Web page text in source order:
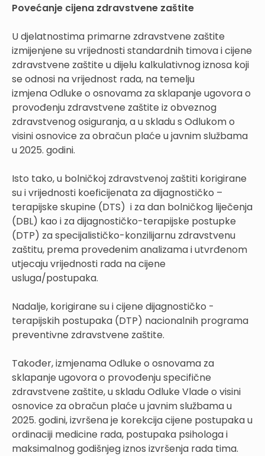
Povećanje cijena zdravstvene zaštite
U djelatnostima primarne zdravstvene zaštite
izmijenjene su vrijednosti standardnih timova i cijene
zdravstvene zaštite u dijelu kalkulativnog iznosa koji
se odnosi na vrijednost rada, na temelju
izmjena Odluke o osnovama za sklapanje ugovora o
provođenju zdravstvene zaštite iz obveznog
zdravstvenog osiguranja, a u skladu s Odlukom o
visini osnovice za obračun plaće u javnim službama
u 2025. godini.
Isto tako, u bolničkoj zdravstvenoj zaštiti korigirane
su i vrijednosti koeficijenata za dijagnostičko –
terapijske skupine (DTS) i za dan bolničkog liječenja
(DBL) kao i za dijagnostičko-terapijske postupke
(DTP) za specijalističko-konzilijarnu zdravstvenu
zaštitu, prema provedenim analizama i utvrđenom
utjecaju vrijednosti rada na cijene
usluga/postupaka.
Nadalje, korigirane su i cijene dijagnostičko -
terapijskih postupaka (DTP) nacionalnih programa
preventivne zdravstvene zaštite.
Također, izmjenama Odluke o osnovama za
sklapanje ugovora o provođenju specifične
zdravstvene zaštite, u skladu Odluke Vlade o visini
osnovice za obračun plaće u javnim službama u
2025. godini, izvršena je korekcija cijene postupaka u
ordinaciji medicine rada, postupaka psihologa i
maksimalnog godišnjeg iznos izvršenja rada tima.